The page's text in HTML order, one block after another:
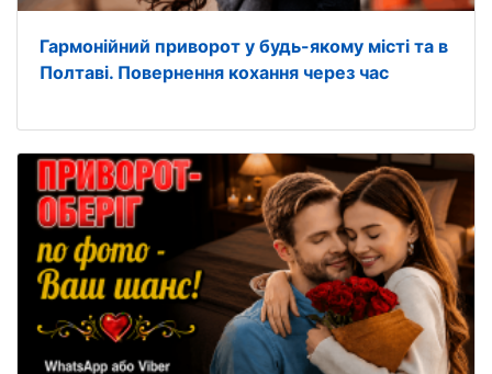
Гармонійний приворот у будь-якому місті та в
Полтаві. Повернення кохання через час